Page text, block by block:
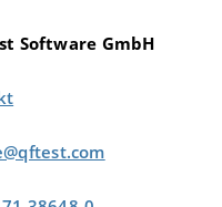
Software GmbH